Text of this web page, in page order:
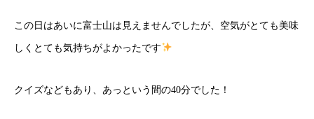
この日はあいに富士山は見えませんでしたが、空気がとても美味
しくとても気持ちがよかったです
クイズなどもあり、あっという間の40分でした！